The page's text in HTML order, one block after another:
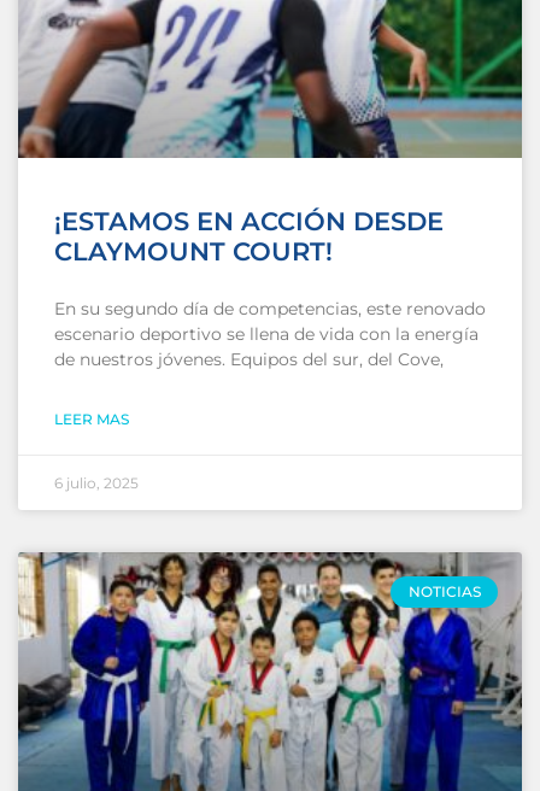
¡ESTAMOS EN ACCIÓN DESDE
CLAYMOUNT COURT!
En su segundo día de competencias, este renovado
escenario deportivo se llena de vida con la energía
de nuestros jóvenes. Equipos del sur, del Cove,
LEER MAS
6 julio, 2025
NOTICIAS